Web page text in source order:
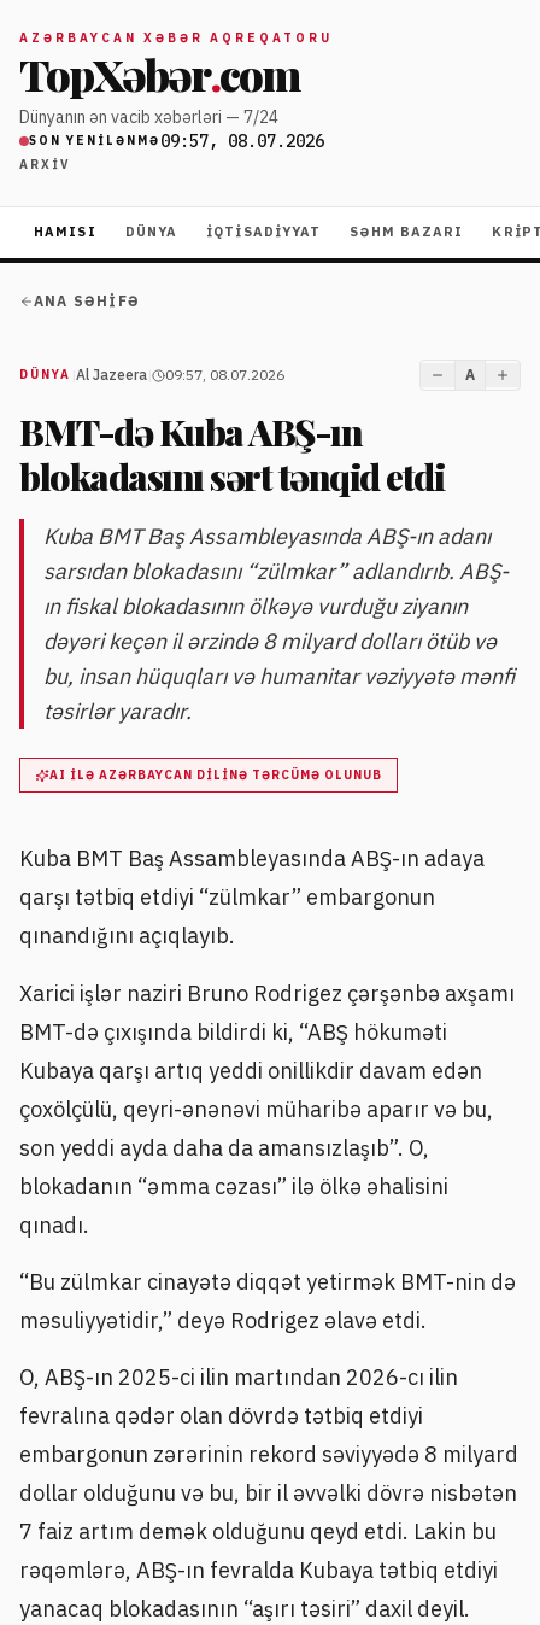
AZƏRBAYCAN XƏBƏR AQREQATORU
TopXəbər.com
Dünyanın ən vacib xəbərləri — 7/24
SON YENILƏNMƏ 09:57, 08.07.2026
ARXIV
HAMISI DÜNYA İQTISADIYYAT SƏHM BAZARI
ANA SƏHIFƏ
DÜNYA Al Jazeera 09:57, 08.07.2026 A
BMT-də Kuba ABŞ-ın
blokadasını sərt tənqid etdi
Kuba BMT Baş Assambleyasında ABŞ-ın adanı
sarsıdan blokadasını “zülmkar” adlandırıb. ABŞ-
ın fiskal blokadasının ölkəyə vurduğu ziyanın
dəyəri keçən il ərzində 8 milyard dolları ötüb və
bu, insan hüquqları və humanitar vəziyyətə mənfi
təsirlər yaradır.
AI ILƏ AZƏRBAYCAN DILINƏ TƏRCÜMƏ OLUNUB
Kuba BMT Baş Assambleyasında ABŞ-ın adaya
qarşı tətbiq etdiyi “zülmkar” embargonun
qınandığını açıqlayıb.
Xarici işlər naziri Bruno Rodrigez çərşənbə axşamı
BMT-də çıxışında bildirdi ki, “ABŞ hökuməti
Kubaya qarşı artıq yeddi onillikdir davam edən
çoxölçülü, qeyri-ənənəvi müharibə aparır və bu,
son yeddi ayda daha da amansızlaşıb”. O,
blokadanın “əmma cəzası” ilə ölkə əhalisini
qınadı.
“Bu zülmkar cinayətə diqqət yetirmək BMT-nin də
məsuliyyətidir,” deyə Rodrigez əlavə etdi.
O, ABŞ-ın 2025-ci ilin martından 2026-cı ilin
fevralına qədər olan dövrdə tətbiq etdiyi
embargonun zərərinin rekord səviyyədə 8 milyard
dollar olduğunu və bu, bir il əvvəlki dövrə nisbətən
7 faiz artım demək olduğunu qeyd etdi. Lakin bu
rəqəmlərə, ABŞ-ın fevralda Kubaya tətbiq etdiyi
yanacaq blokadasının “aşırı təsiri” daxil deyil.